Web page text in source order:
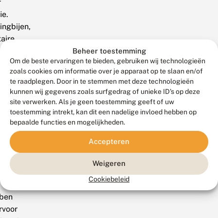
Beheer toestemming
Om de beste ervaringen te bieden, gebruiken wij technologieën
zoals cookies om informatie over je apparaat op te slaan en/of
te raadplegen. Door in te stemmen met deze technologieën
kunnen wij gegevens zoals surfgedrag of unieke ID's op deze
site verwerken. Als je geen toestemming geeft of uw
toestemming intrekt, kan dit een nadelige invloed hebben op
bepaalde functies en mogelijkheden.
Accepteren
Weigeren
Cookiebeleid